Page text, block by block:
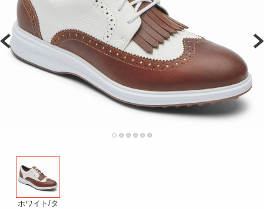
ホワイト/タ